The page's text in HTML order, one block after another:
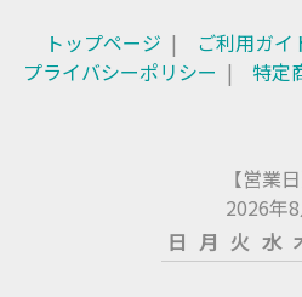
トップページ ご利用ガイ
プライバシーポリシー
特定
【営業日
2026年
日 月 火 水